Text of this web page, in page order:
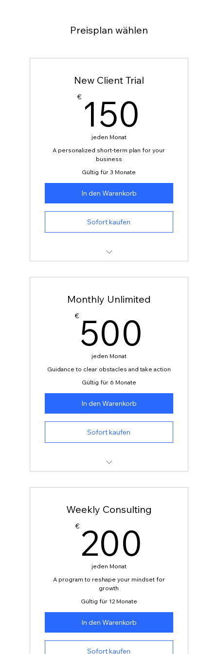
Preisplan wählen
New Client Trial
€ 150
jeden Monat
A personalized short-term plan for your
business
Gültig für 3 Monate
In den Warenkorb
Sofort kaufen
Monthly Unlimited
€ 500
jeden Monat
Guidance to clear obstacles and take action
Gültig für 6 Monate
In den Warenkorb
Sofort kaufen
Phone support
Weekly newsletter
Weekly Consulting
€ 200
jeden Monat
A program to reshape your mindset for
growth
Gültig für 12 Monate
In den Warenkorb
Sofort kaufen